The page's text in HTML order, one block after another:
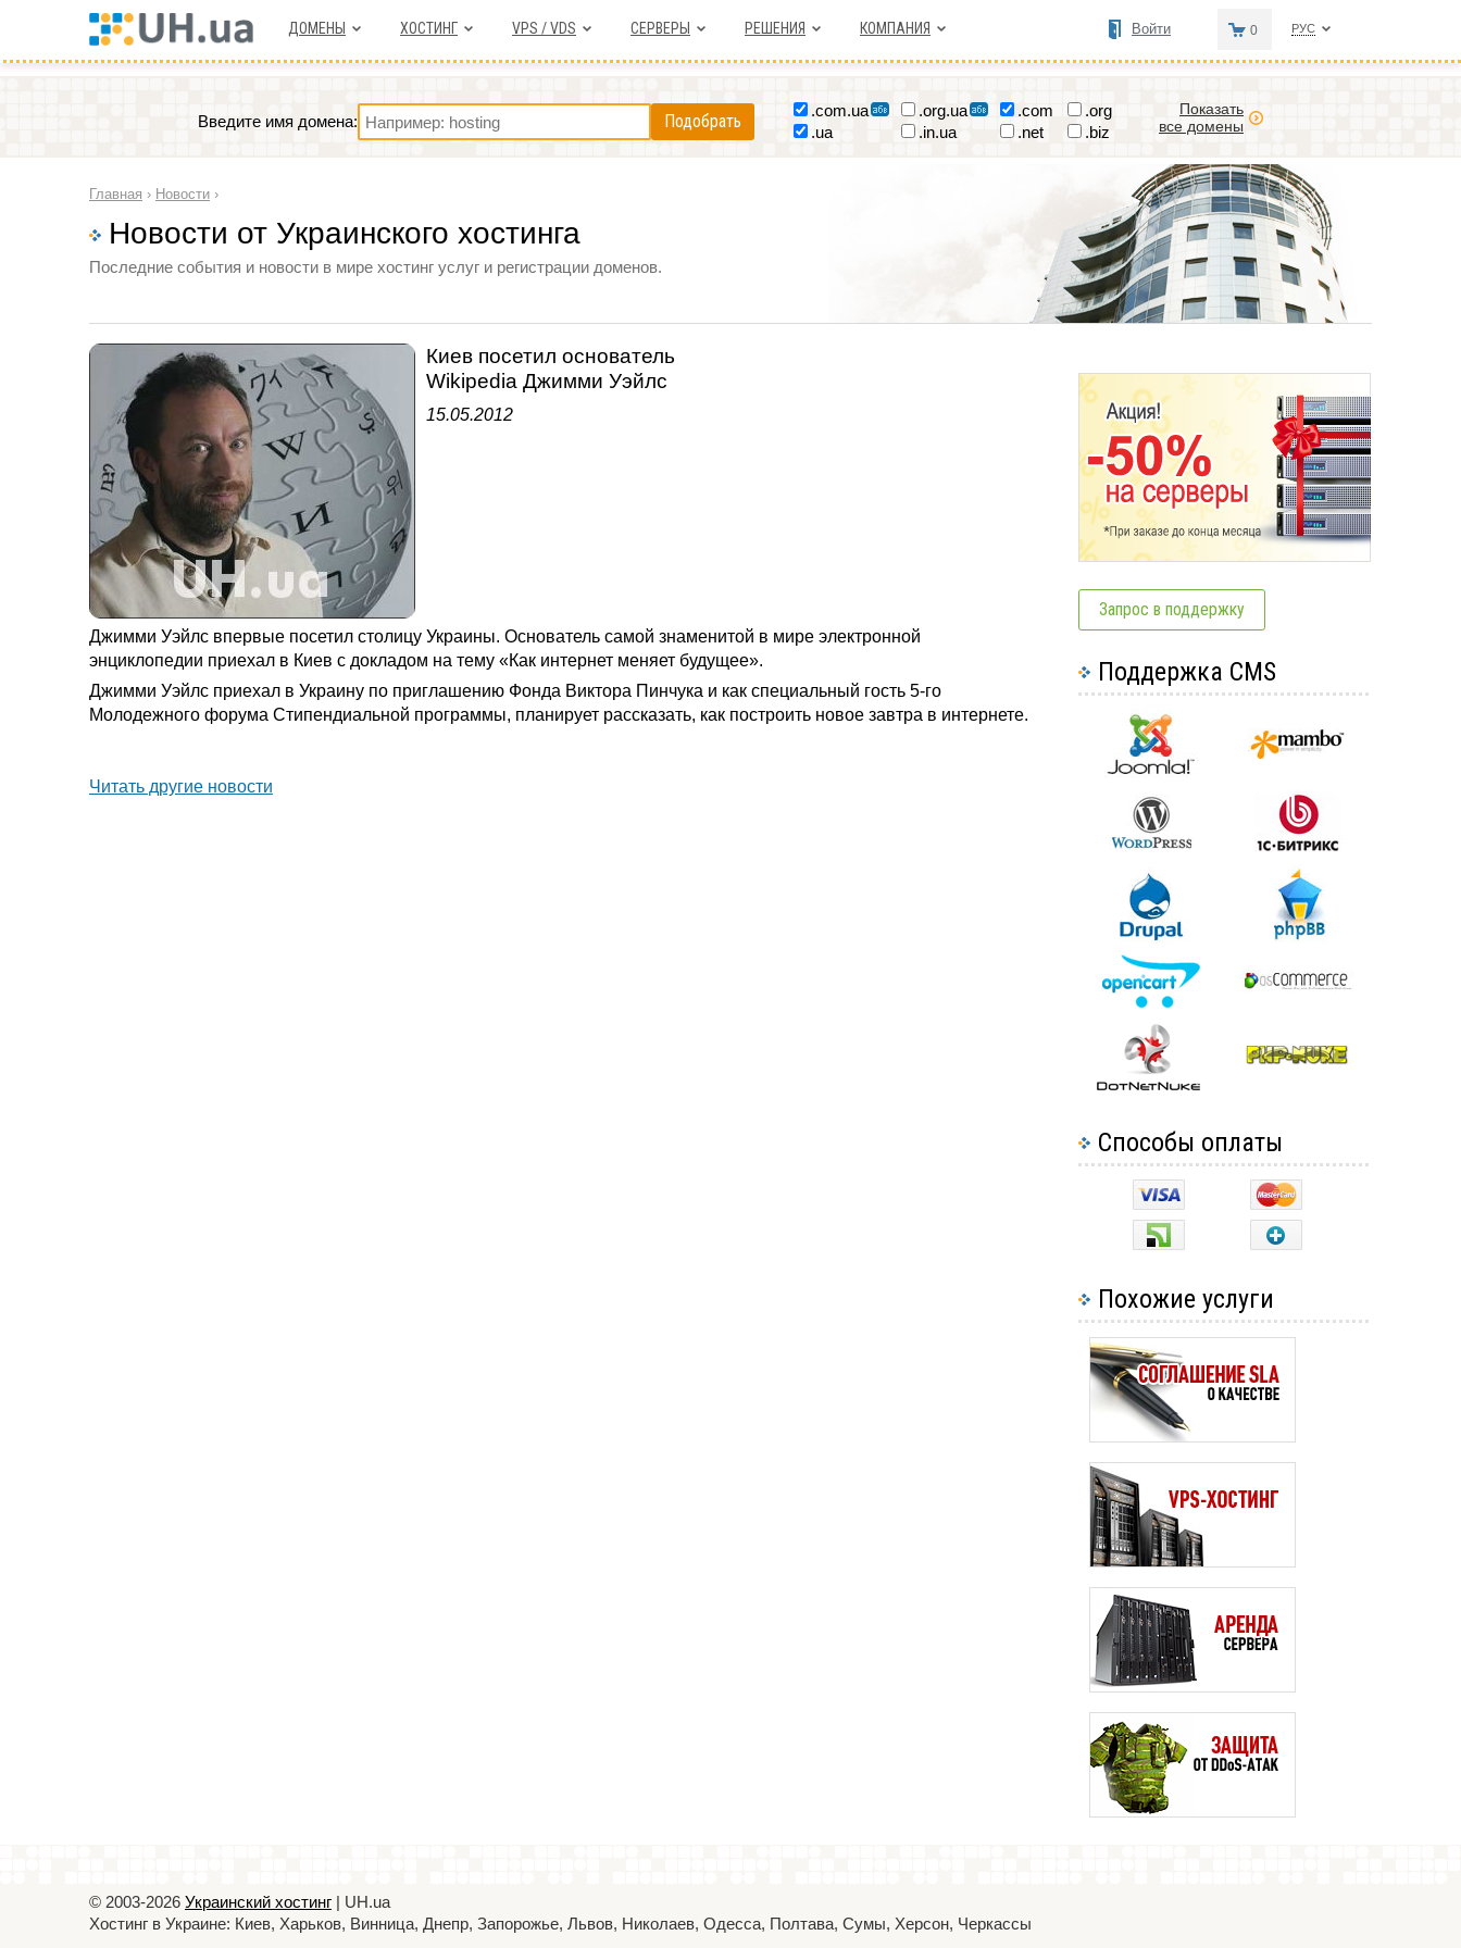
ДОМЕНЫ ХОСТИНГ VPS / VDS СЕРВЕРЫ РЕШЕНИЯ КОМПАНИЯ РУС
0
Войти
Введите имя домена: Подобрать
.com.ua .org.ua .com
.org
.ua
.in.ua .net .biz
Показать
все домены
Главная › Новости ›
Новости от Украинского хостинга
Последние события и новости в мире хостинг услуг и регистрации доменов.
Киев посетил основатель
Wikipedia Джимми Уэйлс
15.05.2012
Джимми Уэйлс впервые посетил столицу Украины. Основатель самой знаменитой в мире электронной
энциклопедии приехал в Киев с докладом на тему «Как интернет меняет будущее».
Джимми Уэйлс приехал в Украину по приглашению Фонда Виктора Пинчука и как специальный гость 5-го
Молодежного форума Стипендиальной программы, планирует рассказать, как построить новое завтра в интернете.
Читать другие новости
Запрос в поддержку
Поддержка CMS
Способы оплаты
Похожие услуги
© 2003-2026 Украинский хостинг | UH.ua
Хостинг в Украине: Киев, Харьков, Винница, Днепр, Запорожье, Львов, Николаев, Одесса, Полтава, Сумы, Херсон, Черкассы